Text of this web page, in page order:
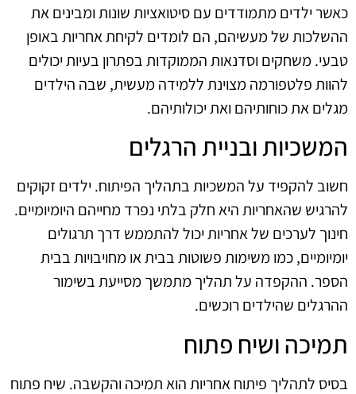
כאשר ילדים מתמודדים עם סיטואציות שונות ומבינים את
ההשלכות של מעשיהם, הם לומדים לקיחת אחריות באופן
טבעי. משחקים וסדנאות הממוקדות בפתרון בעיות יכולים
להוות פלטפורמה מצוינת ללמידה מעשית, שבה הילדים
מגלים את כוחותיהם ואת יכולותיהם.
המשכיות ובניית הרגלים
חשוב להקפיד על המשכיות בתהליך הפיתוח. ילדים זקוקים
להרגיש שהאחריות היא חלק בלתי נפרד מחייהם היומיומיים.
חינוך לערכים של אחריות יכול להתממש דרך תרגולים
יומיומיים, כמו משימות פשוטות בבית או מחויבויות בבית
הספר. ההקפדה על תהליך מתמשך מסייעת בשימור
ההרגלים שהילדים רוכשים.
תמיכה ושיח פתוח
בסיס לתהליך פיתוח אחריות הוא תמיכה והקשבה. שיח פתוח